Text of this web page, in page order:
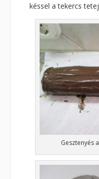
késsel a tekercs
Gesztenyés